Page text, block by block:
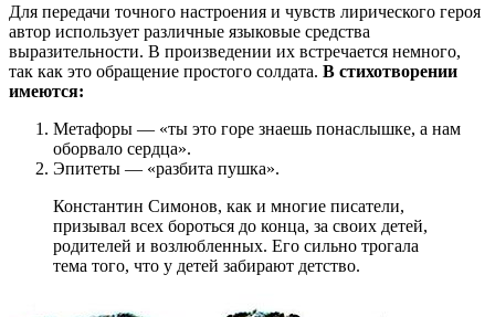
Для передачи точного настроения и чувств лирического героя
автор использует различные языковые средства
выразительности. В произведении их встречается немного,
так как это обращение простого солдата. В стихотворении
имеются:
Метафоры — «ты это горе знаешь понаслышке, а нам
оборвало сердца».
Эпитеты — «разбита пушка».
Константин Симонов, как и многие писатели,
призывал всех бороться до конца, за своих детей,
родителей и возлюбленных. Его сильно трогала
тема того, что у детей забирают детство.